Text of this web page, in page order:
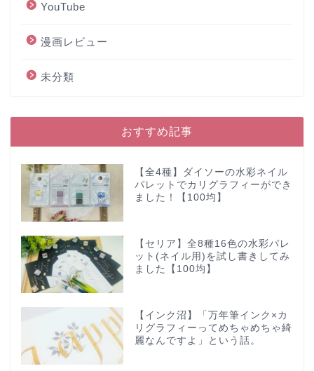
YouTube
漫画レビュー
未分類
おすすめ記事
【全4種】ダイソーの水彩ネイル
パレットでカリグラフィーができ
ました！【100均】
【セリア】全8種16色の水彩パレ
ット(ネイル用)を試し書きしてみ
ました【100均】
【インク沼】「万年筆インク×カ
リグラフィーってめちゃめちゃ綺
麗なんですよ」という話。